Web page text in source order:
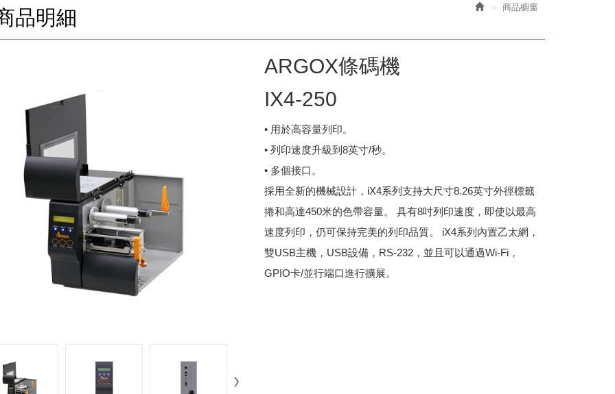
商品櫥窗
品明細
ARGOX條碼機
IX4-250
• 用於高容量列印。
• 列印速度升級到8英寸/秒。
• 多個接口。
採用全新的機械設計，iX4系列支持大尺寸8.26英寸外徑標籤
捲和高達450米的色帶容量。 具有8吋列印速度，即使以最高
速度列印，仍可保持完美的列印品質。 iX4系列內置乙太網，
雙USB主機，USB設備，RS-232，並且可以通過Wi-Fi，
GPIO卡/並行端口進行擴展。